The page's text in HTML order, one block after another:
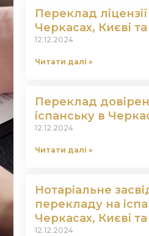
Переклад
Черкасах, Києві та
12.12.2024
Читати далі »
Переклад
іспанську в
12.12.2024
Читати далі »
Нотаріальне
перекладу на
Черкасах, Києві та
12.12.2024